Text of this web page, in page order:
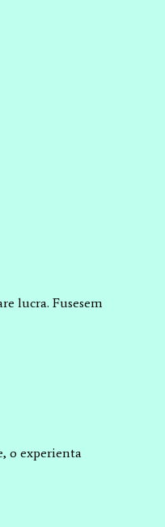
lucra. Fusesem
o experienta